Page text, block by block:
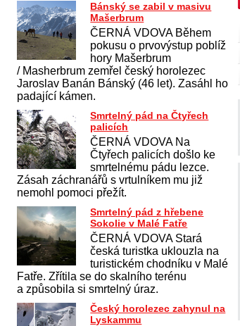
Bánský se zabil v masivu
Mašerbrum
ČERNÁ VDOVA Během
pokusu o prvovýstup poblíž
hory Mašerbrum
/ Masherbrum zemřel český horolezec
Jaroslav Banán Bánský (46 let). Zasáhl ho
padající kámen.
Smrtelný pád na Čtyřech
palicích
ČERNÁ VDOVA Na
Čtyřech palicích došlo ke
smrtelnému pádu lezce.
Zásah záchranářů s vrtulníkem mu již
nemohl pomoci přežít.
Smrtelný pád z hřebene
Sokolie v Malé Fatře
ČERNÁ VDOVA Stará
česká turistka uklouzla na
turistickém chodníku v Malé
Fatře. Zřítila se do skalního terénu
a způsobila si smrtelný úraz.
Český horolezec zahynul na
Lyskammu